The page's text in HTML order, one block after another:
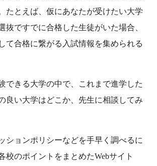
たとえば、仮にあなたが受けたい大学
抜ですでに合格した生徒がいた場合、
て合格に繋がる入試情報を集められる
できる大学の中で、これまで進学した
良い大学はどこか、先生に相談してみ
ションポリシーなどを手早く調べるに
校のポイントをまとめたWebサイト